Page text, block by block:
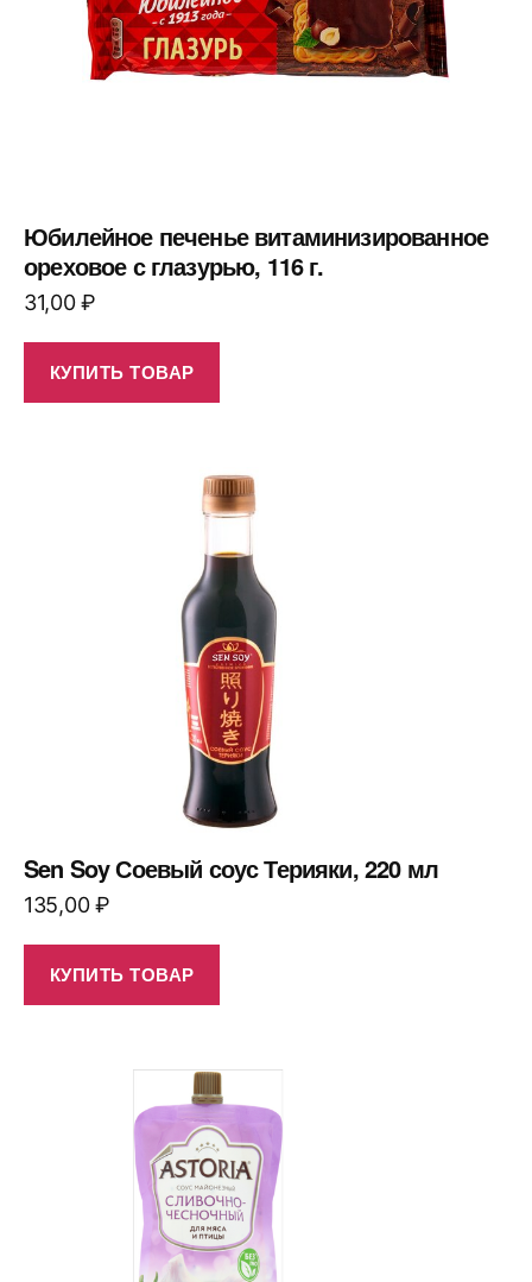
Юбилейное печенье витаминизированное
ореховое с глазурью, 116 г.
31,00₽
КУПИТЬ ТОВАР
Sen Soy Соевый соус Терияки, 220 мл
135,00₽
КУПИТЬ ТОВАР